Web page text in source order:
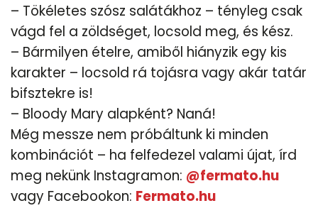
– Tökéletes szósz salátákhoz – tényleg csak
vágd fel a zöldséget, locsold meg, és kész.
– Bármilyen ételre, amiből hiányzik egy kis
karakter – locsold rá tojásra vagy akár tatár
bifsztekre is!
– Bloody Mary alapként? Naná!
Még messze nem próbáltunk ki minden
kombinációt – ha felfedezel valami újat, írd
meg nekünk Instagramon: @fermato.hu
vagy Facebookon: Fermato.hu